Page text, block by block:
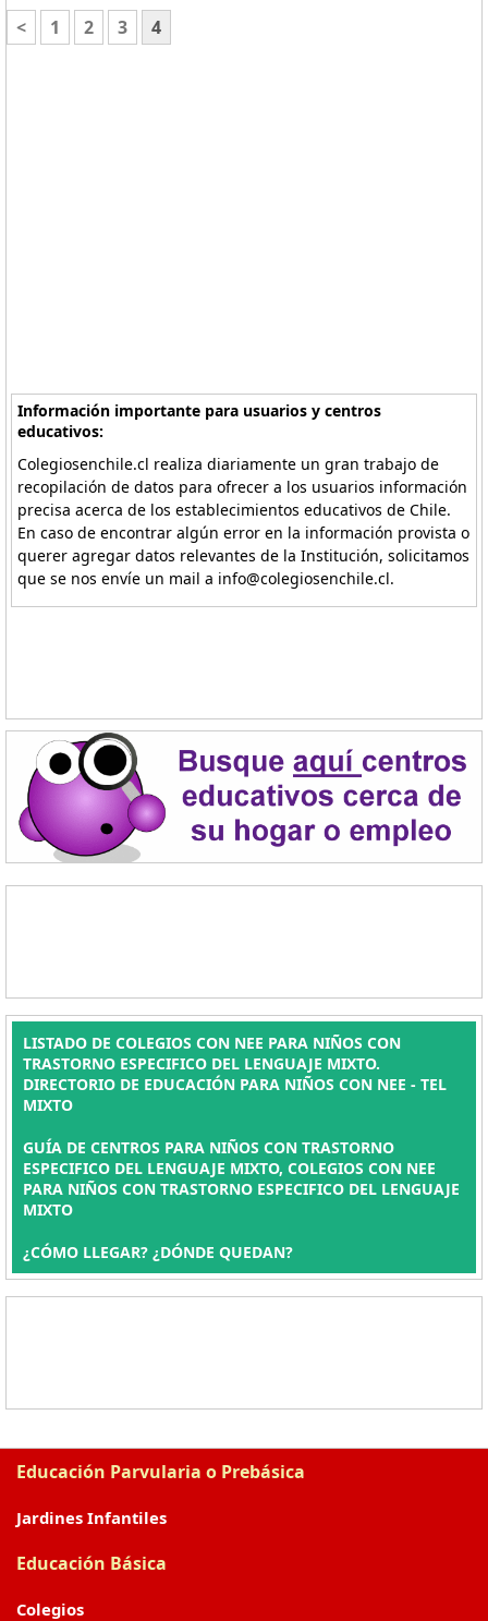
< 1 2 3 4
Información importante para usuarios y centros
educativos:
Colegiosenchile.cl realiza diariamente un gran trabajo de
recopilación de datos para ofrecer a los usuarios información
precisa acerca de los establecimientos educativos de Chile.
En caso de encontrar algún error en la información provista o
querer agregar datos relevantes de la Institución, solicitamos
que se nos envíe un mail a info@colegiosenchile.cl.
LISTADO DE COLEGIOS CON NEE PARA NIÑOS CON
TRASTORNO ESPECIFICO DEL LENGUAJE MIXTO.
DIRECTORIO DE EDUCACIÓN PARA NIÑOS CON NEE - TEL
MIXTO
GUÍA DE CENTROS PARA NIÑOS CON TRASTORNO
ESPECIFICO DEL LENGUAJE MIXTO, COLEGIOS CON NEE
PARA NIÑOS CON TRASTORNO ESPECIFICO DEL LENGUAJE
MIXTO
¿CÓMO LLEGAR? ¿DÓNDE QUEDAN?
Educación Parvularia o Prebásica
Jardines Infantiles
Educación Básica
Colegios